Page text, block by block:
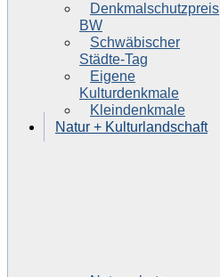
Denkmalschutzpreis
BW
Schwäbischer
Städte-Tag
Eigene
Kulturdenkmale
Kleindenkmale
Natur + Kulturlandschaft